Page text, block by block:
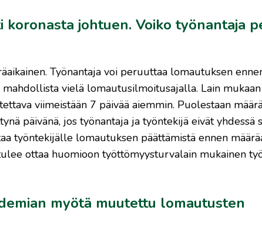
johtuen. Voiko työnantaja
Työnantaja voi peruuttaa lomautuksen
vielä lomautusilmoitusajalla. Lain
viimeistään 7 päivää aiemmin. Puolestaan
päivänä, jos työnantaja ja työntekijä eivät yhdessä
työntekijälle lomautuksen päättämistä ennen
ottaa huomioon työttömyysturvalain mukainen
myötä muutettu lomautusten